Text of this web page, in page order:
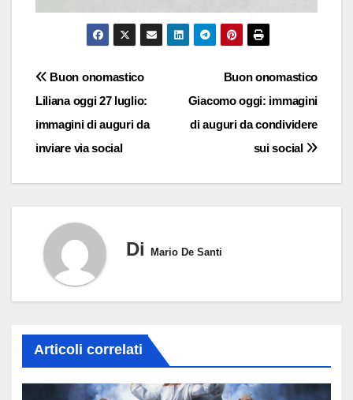
Navigazione
articoli
Buon onomastico
Giacomo oggi: immagini
di auguri da condividere
sui social
Buon onomastico
Liliana oggi 27 luglio:
immagini di auguri da
inviare via social
Di Mario De Santi
Articoli correlati